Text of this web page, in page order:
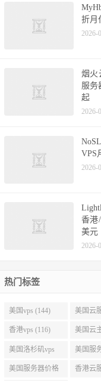
折月
2026-
烟火
服务
起
2026-
VPS
2026-
香港
美元
2026-
热门标签
美国vps (144) 美国云
(143)
香港vps (116) 美国云
美国洛杉矶vps
(94)
美国服
(91)
美国服务器价格 香港云